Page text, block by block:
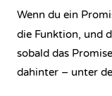
Wenn du ein
die Funktion, und
sobald das
dahinter – unter